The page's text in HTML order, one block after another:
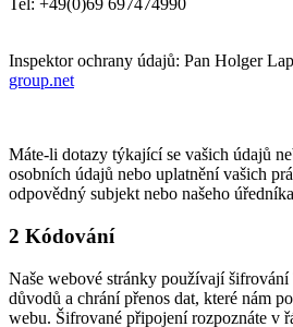
Tel: +49(0)69 697474990
Inspektor ochrany údajů: Pan Holger
group.net
Máte-li dotazy týkající se vašich údajů
osobních údajů nebo uplatnění vašich
odpovědný subjekt nebo našeho
2 Kódování
Naše webové stránky používají
důvodů a chrání přenos dat, které nám
webu. Šifrované připojení rozpoznáte v